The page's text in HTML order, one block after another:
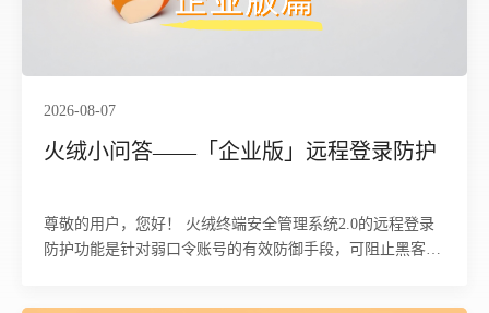
2026-08-07
火绒小问答——「企业版」远程登录防护
尊敬的用户，您好！ 火绒终端安全管理系统2.0的远程登录
防护功能是针对弱口令账号的有效防御手段，可阻止黑客通